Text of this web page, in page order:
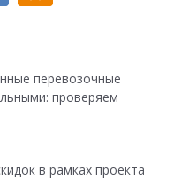
перевозочные
проверяем
в рамках проекта